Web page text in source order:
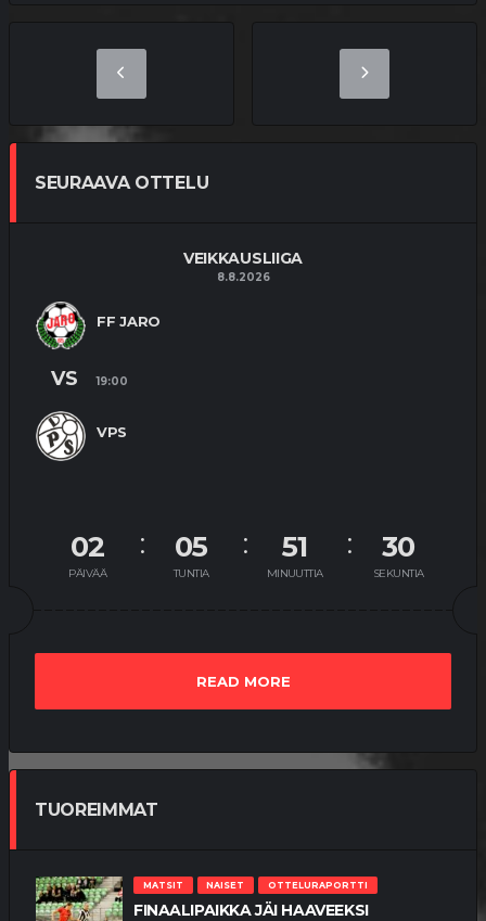
SEURAAVA OTTELU
VEIKKAUSLIIGA
8.8.2026
FF JARO
VPS
VS 19:00
02
PÄIVÄÄ
05
TUNTIA
51
MINUUTTIA
29
SEKUNTIA
READ MORE
TUOREIMMAT
MATSIT NAISET OTTELURAPORTTI
FINAALIPAIKKA JÄI HAAVEEKSI